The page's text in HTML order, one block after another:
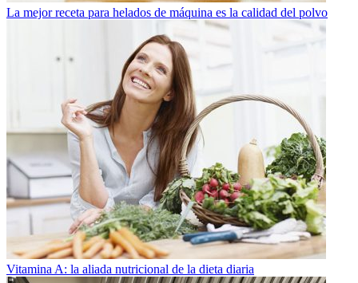
La mejor receta para helados de máquina es la calidad del polvo
Vitamina A: la aliada nutricional de la dieta diaria